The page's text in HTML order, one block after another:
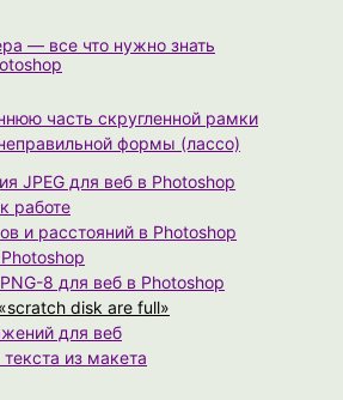
— все что нужно знать
часть скругленной рамки
формы (лассо)
JPEG для веб в Photoshop
работе
и расстояний в Photoshop
8 для веб в Photoshop
disk are full»
для веб
из макета